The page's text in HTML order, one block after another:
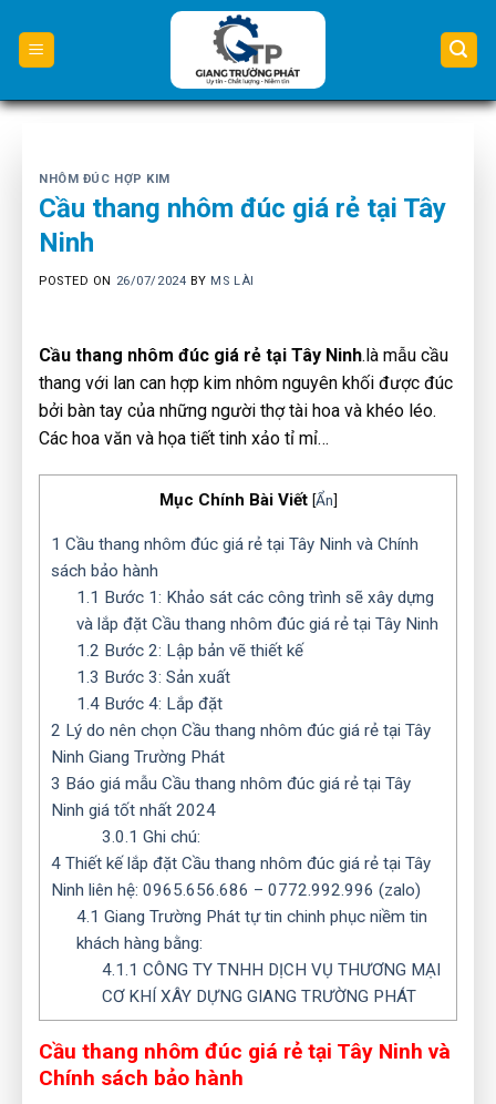
content
NHÔM ĐÚC HỢP KIM
Cầu thang nhôm đúc giá rẻ tại Tây
Ninh
POSTED ON 26/07/2024 BY MS LÀI
Cầu thang nhôm đúc giá rẻ tại Tây Ninh.là mẫu cầu
thang với lan can hợp kim nhôm nguyên khối được đúc
bởi bàn tay của những người thợ tài hoa và khéo léo.
Các hoa văn và họa tiết tinh xảo tỉ mỉ…
Mục Chính Bài Viết [Ẩn]
1 Cầu thang nhôm đúc giá rẻ tại Tây Ninh và Chính
sách bảo hành
1.1 Bước 1: Khảo sát các công trình sẽ xây dựng
và lắp đặt Cầu thang nhôm đúc giá rẻ tại Tây Ninh
1.2 Bước 2: Lập bản vẽ thiết kế
1.3 Bước 3: Sản xuất
1.4Bước 4: Lắp đặt
2 Lý do nên chọn Cầu thang nhôm đúc giá rẻ tại Tây
Ninh Giang Trường Phát
3 Báo giá mẫu Cầu thang nhôm đúc giá rẻ tại Tây
Ninh giá tốt nhất 2024
3.0.1 Ghi chú:
4 Thiết kế lắp đặt Cầu thang nhôm đúc giá rẻ tại Tây
Ninh liên hệ: 0965.656.686 – 0772.992.996 (zalo)
4.1 Giang Trường Phát tự tin chinh phục niềm tin
khách hàng bằng:
4.1.1 CÔNG TY TNHH DỊCH VỤ THƯƠNG MẠI
CƠ KHÍ XÂY DỰNG GIANG TRƯỜNG PHÁT
Cầu thang nhôm đúc giá rẻ tại Tây Ninh và
Chính sách bảo hành